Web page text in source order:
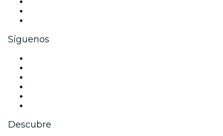
Síguenos
Descubre